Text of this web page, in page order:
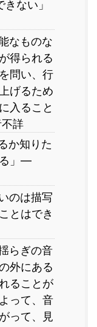
ない」
なものな
得られる
問い、行
げるため
入ること
詳
か知りた
る」―
のは描写
とはでき
らぎの音
外にある
ることが
って、音
って、見